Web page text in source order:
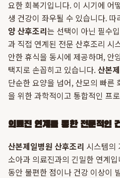
요한 회복기입니다. 이 시기에 어
생 건강이 좌우될 수 있습니다.
양 산후조리는 선택이 아닌 필수
과 직접 연계된 전문 산후조리 시
안한 휴식을 동시에 제공하며, 안
택지로 손꼽히고 있습니다.산본
단순한 요양을 넘어, 산모의 빠른
을 위한 과학적이고 통합적인 프
의료진 연계를 통한 전문적인
산본제일병원 산후조리 시스템의
소아과 의료진과의 긴밀한 연계
동안 불편한 점이나 건강 이상이